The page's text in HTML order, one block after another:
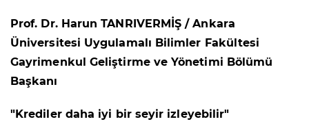
Prof. Dr. Harun TANRIVERMİŞ / Ankara
Üniversitesi Uygulamalı Bilimler Fakültesi
Gayrimenkul Geliştirme ve Yönetimi Bölümü
Başkanı
"Krediler daha iyi bir seyir izleyebilir"